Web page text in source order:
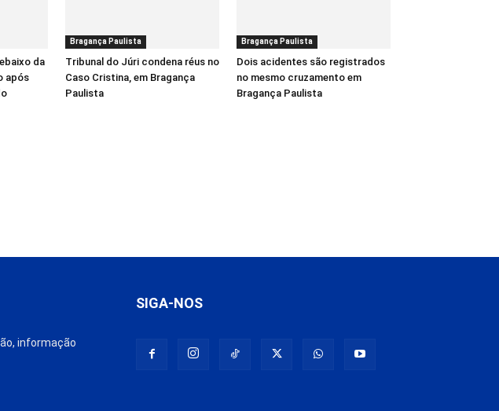
da
após
Bragança Paulista
Tribunal do Júri condena réus no
Caso Cristina, em Bragança
Paulista
Bragança Paulista
Dois acidentes são registrados
no mesmo cruzamento em
Bragança Paulista
informação
SIGA-NOS